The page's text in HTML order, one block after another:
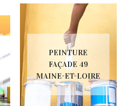
PEINTURE
FAÇADE 49
MAINE-ET-LOIRE